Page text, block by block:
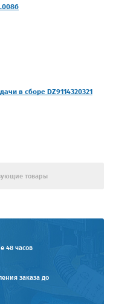
в сборе DZ9114320321
товары
48 часов
заказа до